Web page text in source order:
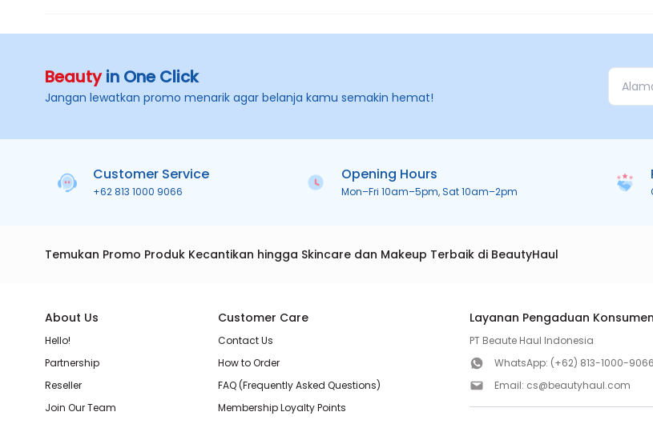
Beautyin One Click
Jangan lewatkan promo menarik agar belanja kamu semakin hemat!
Customer Service
+62 813 1000 9066
Opening Hours
Mon–Fri 10am–5pm, Sat 10am–2pm
Temukan Promo Produk Kecantikan hingga Skincare dan Makeup Terbaik di BeautyHaul
About Us
Hello!
Partnership
Reseller
Join Our Team
Customer Care
Contact Us
How to Order
FAQ (Frequently Asked Questions)
Membership Loyalty Points
Layanan Pengaduan Konsumen
PT Beaute Haul Indonesia
WhatsApp: (+62) 813-1000-9066
Email: cs@beautyhaul.com